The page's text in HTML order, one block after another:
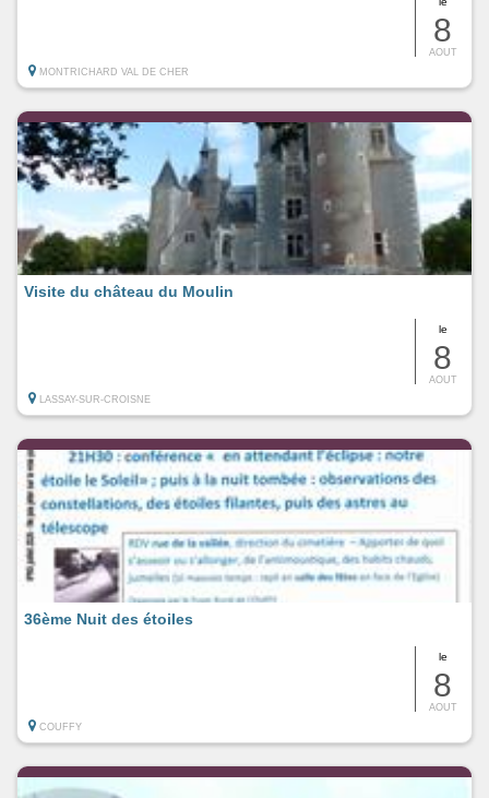
8
AOUT
MONTRICHARD VAL DE CHER
le
8
AOUT
Visite du château du Moulin
LASSAY-SUR-CROISNE
le
8
AOUT
36ème Nuit des étoiles
COUFFY